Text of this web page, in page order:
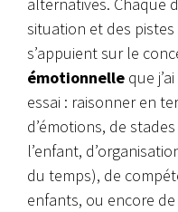
alternatives. Chaque
situation et des pistes
s’appuient sur le
émotionnelle que
essai : raisonner en
d’émotions, de
l’enfant,
du temps), de
enfants, ou encore